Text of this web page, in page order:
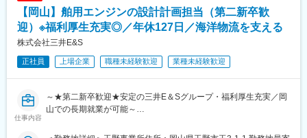
り(ヨーロッパ・アジアなど)。
＜使用CAD＞
3D : NX/ 2D : CADAM, AutoCAD
【変更の範囲：会社の定める業務】
ら業務を覚えて頂きます。
早ければ1年程度で独り立ちの予定ですが、初めから1人に業務を
【岡山】舶用エンジンの設計計画担当（第二新卒歓
迎）※福利厚生充実◎／年休127日／海洋物流を支える
株式会社三井E&S
正社員 上場企業 職種未経験歓迎 業種未経験歓迎
仕事内容
～★第二新卒歓迎★安定の三井E＆Sグループ・福利厚生充実／岡
山での長期就業が可能～
ます。